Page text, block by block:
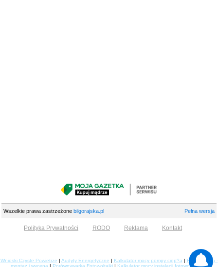
Wszelkie prawa zastrzeżone bilgorajska.pl Pełna wersja
Polityka Prywatności RODO Reklama Kontakt
Wnioski Czyste Powietrze | Audyty Energetyczne | Kalkulator mocy pompy ciep?a| Fotowoltaika -